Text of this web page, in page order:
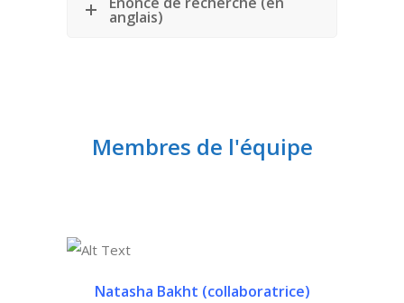
anglais)
Membres de l'équipe
Natasha Bakht (collaboratrice)